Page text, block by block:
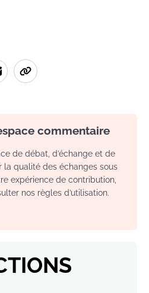
commentaire
de débat, d’échange et de
la qualité des échanges sous
expérience de contribution,
nos règles d’utilisation.